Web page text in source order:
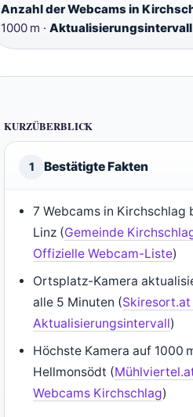
Anzahl der Webcams in
1000 m ·
KURZÜBERBLICK
1 Bestätigte Fakten
7 Webcams in Kirchschlag
Linz (Gemeinde
Offizielle Webcam-Liste)
Ortsplatz-Kamera
alle 5 Minuten (Skiresort.at
Aktualisierungsintervall)
Höchste Kamera auf 1000
Hellmonsödt (
Webcams Kirchschlag)